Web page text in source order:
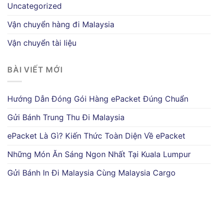
Uncategorized
Vận chuyển hàng đi Malaysia
Vận chuyển tài liệu
BÀI VIẾT MỚI
Hướng Dẫn Đóng Gói Hàng ePacket Đúng Chuẩn
Gửi Bánh Trung Thu Đi Malaysia
ePacket Là Gì? Kiến Thức Toàn Diện Về ePacket
Những Món Ăn Sáng Ngon Nhất Tại Kuala Lumpur
Gửi Bánh In Đi Malaysia Cùng Malaysia Cargo